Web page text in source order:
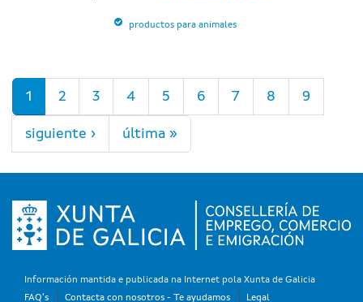
productos para animales
Páginas
1 2 3 4 5 6 7 8 9
siguiente › última »
Información mantida e publicada na Internet pola Xunta de Galicia
FAQ's
Contacta con nosotros - Te ayudamos Legal